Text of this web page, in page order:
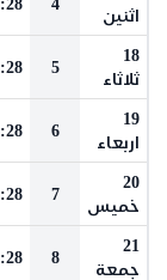
اثنين
18
ثلاثاء
5
19
اربعاء
6
20
خميس
7
21
جمعة
8